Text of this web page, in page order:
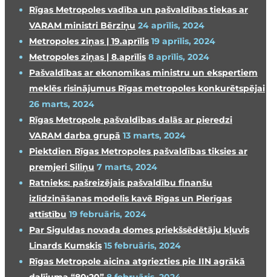
Rīgas Metropoles vadība un pašvaldības tiekas ar
VARAM ministri Bērziņu 24 aprīlis, 2024
Metropoles ziņas | 19.aprīlis 19 aprīlis, 2024
Metropoles ziņas | 8.aprīlis 8 aprīlis, 2024
Pašvaldības ar ekonomikas ministru un ekspertiem
meklēs risinājumus Rīgas metropoles konkurētspējai
26 marts, 2024
Rīgas Metropole pašvaldības dalās ar pieredzi
VARAM darba grupā 13 marts, 2024
Piektdien Rīgas Metropoles pašvaldības tiksies ar
premjeri Siliņu 7 marts, 2024
Ratnieks: pašreizējais pašvaldību finanšu
izlīdzināšanas modelis kavē Rīgas un Pierīgas
attīstību 19 februāris, 2024
Par Siguldas novada domes priekšsēdētāju kļuvis
Linards Kumskis 15 februāris, 2024
Rīgas Metropole aicina atgriezties pie IIN agrākā